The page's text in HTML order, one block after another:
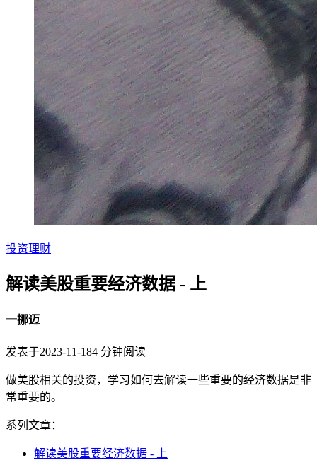
投资理财
解读美股重要经济数据 - 上
一挪迈
发表于2023-11-184 分钟阅读
做美股相关的投资，学习如何去解读一些重要的经济数据是非
常重要的。
系列文章：
解读美股重要经济数据 - 上